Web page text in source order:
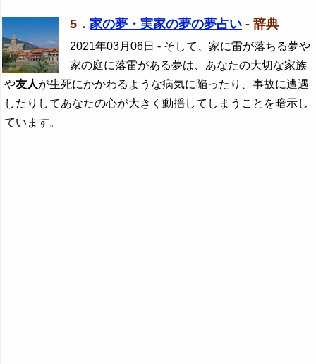
5． 家の夢・実家の夢の夢占い - 辞典
2021年03月06日 - そして、家に雷が落ちる夢や
家の庭に落雷がある夢は、あなたの大切な家族
や友人が生死にかかわるような病気に陥ったり、事故に遭遇
したりしてあなたの心が大きく動揺してしまうことを暗示し
ています。